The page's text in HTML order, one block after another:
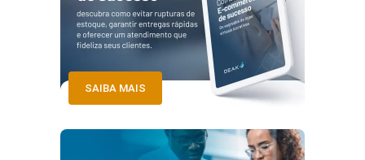
SAIBA MAIS